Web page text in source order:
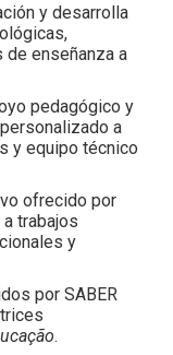
y desarrolla
enseñanza a
pedagógico y
a
y equipo técnico
ofrecido por
trabajos
y
por SABER
.